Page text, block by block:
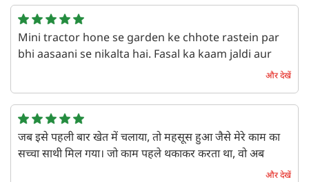
Mini tractor hone se garden ke chhote rastein par
bhi aasaani se nikalta hai. Fasal ka kaam jaldi aur
और देखें
जब इसे पहली बार खेत में चलाया, तो महसूस हुआ जैसे मेरे काम का
सच्चा साथी मिल गया। जो काम पहले थकाकर करता था, वो अब
फटाफट हो गया। इसकी ताकत और किफायत देखकर लगा, इससेऔर देखें